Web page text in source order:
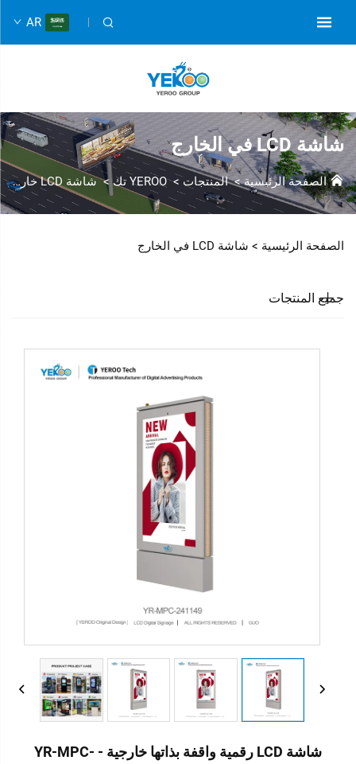
AR
شاشة LCD في الخارج
الصفحة الرئيسية>المنتجات>YEROO تك >شاشة LCD خارجية
الصفحة الرئيسية > شاشة LCD في الخارج
جميع المنتجات
شاشة LCD رقمية واقفة بذاتها خارجية - YR-MPC-